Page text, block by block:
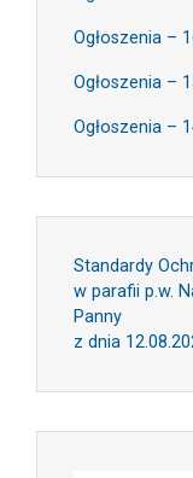
Ogłoszenia –
Ogłoszenia –
Ogłoszenia –
Standardy
w parafii p.w.
Panny
z dnia